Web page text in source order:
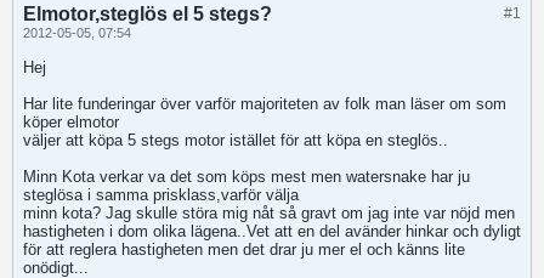
#1
Elmotor,steglös el 5 stegs?
2012-05-05, 07:54
Hej
Har lite funderingar över varför majoriteten av folk man läser om som
köper elmotor
väljer att köpa 5 stegs motor istället för att köpa en steglös..
Minn Kota verkar va det som köps mest men watersnake har ju
steglösa i samma prisklass,varför välja
minn kota? Jag skulle störa mig nåt så gravt om jag inte var nöjd men
hastigheten i dom olika lägena..Vet att en del avänder hinkar och dyligt
för att reglera hastigheten men det drar ju mer el och känns lite
onödigt...